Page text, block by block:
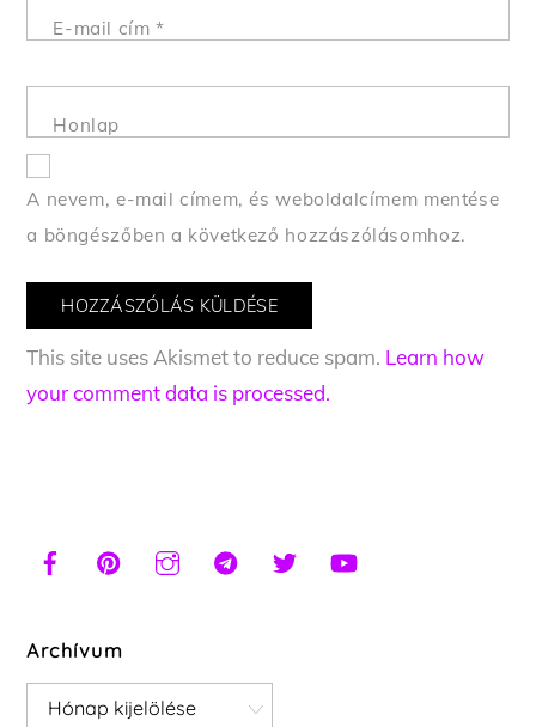
E-mail cím*
Honlap
A nevem, e-mail címem, és weboldalcímem mentése
a böngészőben a következő hozzászólásomhoz.
This site uses Akismet to reduce spam. Learn how
your comment data is processed.
Archívum
Archívum